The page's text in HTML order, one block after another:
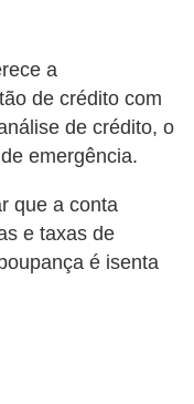
a
de crédito com
de crédito, o
emergência.
que a conta
e taxas de
é isenta